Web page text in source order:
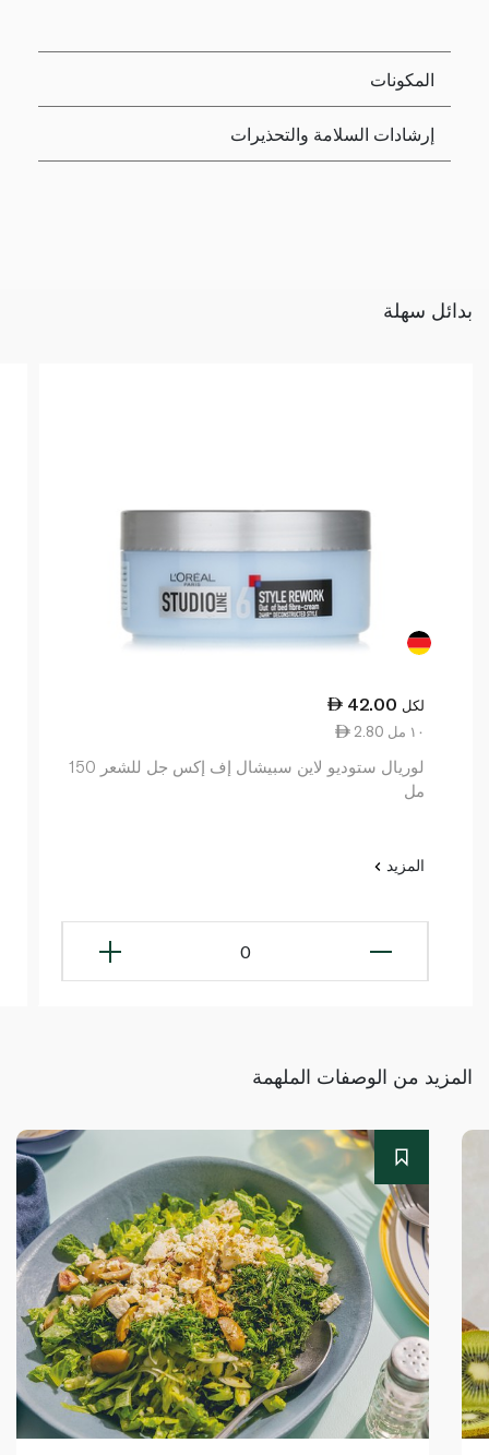
المكونات
إرشادات السلامة والتحذيرات
بدائل سهلة
42.00 لكل
2.80 ١٠ مل
لوريال ستوديو لاين سبيشال إف إكس جل للشعر 150
مل
المزيد
0
المزيد من الوصفات الملهمة